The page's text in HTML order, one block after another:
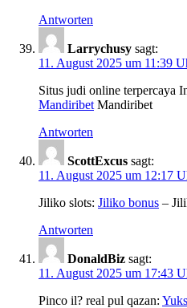
Antworten
Larrychusy sagt:
11. August 2025 um 11:39
Situs judi online terpercaya
Mandiribet Mandiribet
Antworten
ScottExcus sagt:
11. August 2025 um 12:17
Jiliko slots: Jiliko bonus –
Antworten
DonaldBiz sagt:
11. August 2025 um 17:43
Pinco il? real pul qazan: